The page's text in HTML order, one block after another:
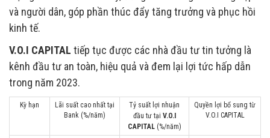
và người dân, góp phần thúc đẩy tăng trưởng và phục hồi
kinh tế.
V.O.I CAPITAL tiếp tục được các nhà đầu tư tin tưởng là
kênh đầu tư an toàn, hiệu quả và đem lại lợi tức hấp dẫn
trong năm 2023.
Kỳ hạn
Lãi suất cao nhất tại
Bank (%/năm)
Tỷ suất lợi nhuận
đầu tư tại V.O.I
CAPITAL(%/năm)
Quyền lợi bổ sung từ
V.O.I CAPITAL